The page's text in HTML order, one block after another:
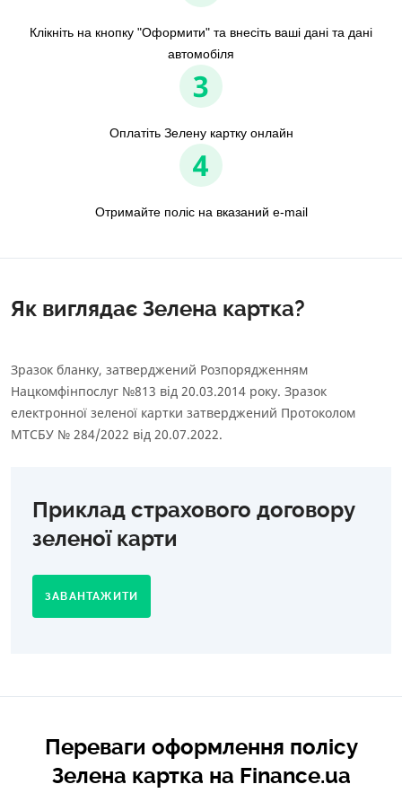
Клікніть на кнопку "Оформити" та внесіть ваші дані та дані
автомобіля
3
Оплатіть Зелену картку онлайн
4
Отримайте поліс на вказаний e-mail
Як виглядає Зелена картка?
Зразок бланку, затверджений Розпорядженням
Нацкомфінпослуг №813 від 20.03.2014 року. Зразок
електронної зеленої картки затверджений Протоколом
МТСБУ № 284/2022 від 20.07.2022.
Приклад страхового договору
зеленої карти
ЗАВАНТАЖИТИ
Переваги оформлення полісу
Зелена картка на Finance.ua